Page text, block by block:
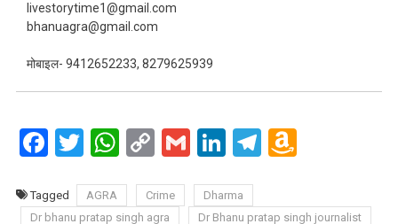
livestorytime1@gmail.com
bhanuagra@gmail.com
मोबाइल- 9412652233, 8279625939
Facebook
Twitter
WhatsApp
CopyGmailLinkedIn
Telegram
Amazon
List
Tagged AGRA Crime
Dharma
Dr bhanu pratap singh agra
Dr Bhanu pratap singh journalist